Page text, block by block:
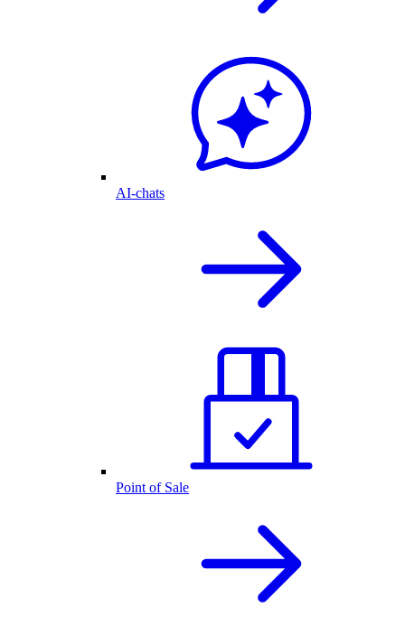
AI-chats
Point of Sale